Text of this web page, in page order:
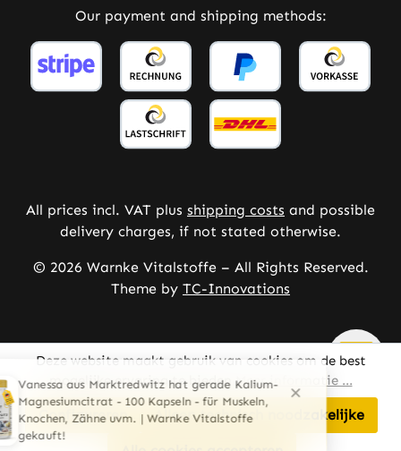
Our payment and shipping methods:
All prices incl. VAT plus shipping costs and possible
delivery charges, if not stated otherwise.
© 2026 Warnke Vitalstoffe – All Rights Reserved.
Theme by TC-Innovations
Deze website maakt gebruik van cookies om de best
mogelijke ervaring te bieden Meer informatie ...
Alleen technisch noodzakelijke
Configureren